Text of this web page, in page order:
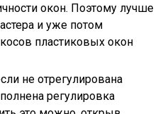
окон. Поэтому лучше
и уже потом
пластиковых окон
не отрегулирована
регулировка